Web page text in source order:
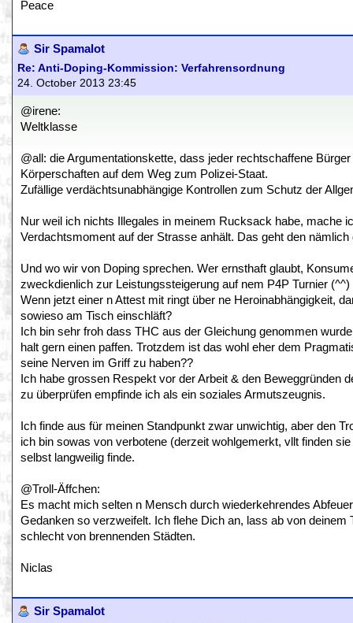
Peace
Sir Spamalot
Re: Anti-Doping-Kommission: Verfahrensordnung
24. October 2013 23:45
@irene:
Weltklasse
@all: die Argumentationskette, dass jeder rechtschaffene
Körperschaften auf dem Weg zum Polizei-Staat.
Zufällige verdächtsunabhängige Kontrollen zum Schutz der
Nur weil ich nichts Illegales in meinem Rucksack habe, mache
Verdachtsmoment auf der Strasse anhält. Das geht den
Und wo wir von Doping sprechen. Wer ernsthaft glaubt,
zweckdienlich zur Leistungssteigerung auf nem P4P Turnier
Wenn jetzt einer n Attest mit ringt über ne Heroinabhängigkeit,
sowieso am Tisch einschläft?
Ich bin sehr froh dass THC aus der Gleichung genommen
halt gern einen paffen. Trotzdem ist das wohl eher dem
seine Nerven im Griff zu haben??
Ich habe grossen Respekt vor der Arbeit & den Beweggründen
zu überprüfen empfinde ich als ein soziales Armutszeugnis.
Ich finde aus für meinen Standpunkt zwar unwichtig, aber den
ich bin sowas von verbotene (derzeit wohlgemerkt, vllt finden
selbst langweilig finde.
@Troll-Äffchen:
Es macht mich selten n Mensch durch wiederkehrendes
Gedanken so verzweifelt. Ich flehe Dich an, lass ab von
schlecht von brennenden Städten.
Niclas
Sir Spamalot